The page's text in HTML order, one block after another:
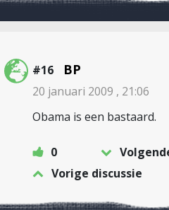
#16 BP
20 januari 2009 , 21:06
Obama is een bastaard.
0
Vorige discussie